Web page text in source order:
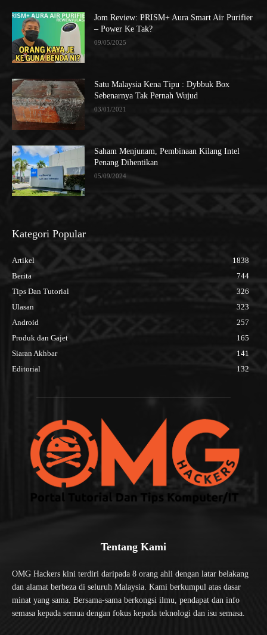
Jom Review: PRISM+ Aura Smart Air Purifier
– Power Ke Tak?
09/05/2025
Satu Malaysia Kena Tipu : Dybbuk Box
Sebenarnya Tak Pernah Wujud
03/01/2021
Saham Menjunam, Pembinaan Kilang Intel
Penang Dihentikan
05/09/2024
Kategori Popular
Artikel
1838
Berita
744
Tips Dan Tutorial
326
Ulasan
323
Android
257
Produk dan Gajet
165
Siaran Akhbar
141
Editorial
132
Tentang Kami
OMG Hackers kini terdiri daripada 8 orang ahli dengan latar belakang
dan alamat berbeza di seluruh Malaysia. Kami berkumpul atas dasar
minat yang sama. Bersama-sama berkongsi ilmu, pendapat dan info
semasa kepada semua dengan fokus kepada teknologi dan isu semasa.